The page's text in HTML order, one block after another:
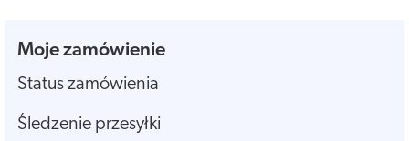
Moje zamówienie
Status zamówienia
Śledzenie przesyłki